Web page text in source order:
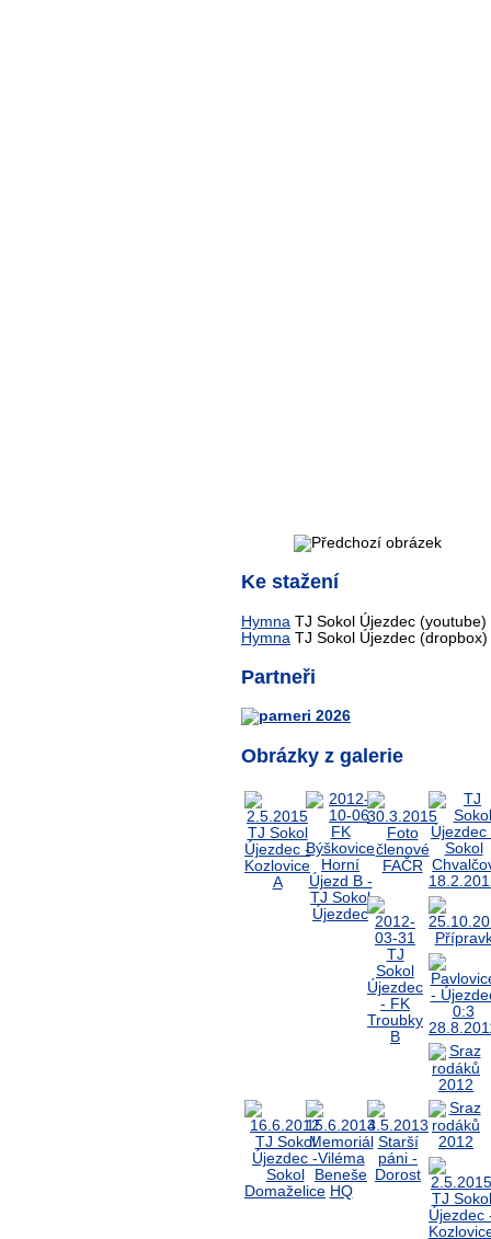
Ke stažení
Hymna TJ Sokol Újezdec (youtube)
Hymna TJ Sokol Újezdec (dropbox)
Partneři
Obrázky z galerie